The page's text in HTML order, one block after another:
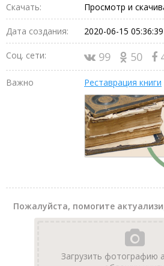
Скачать: Просмотр и
Дата создания: 2020-06-15 05:36:39
Соц. сети: 99 50
Важно Реставрация книги
Пожалуйста, помогите
Загрузить фотографию